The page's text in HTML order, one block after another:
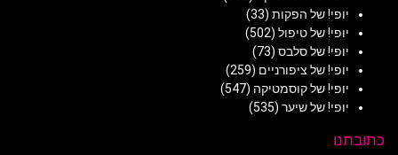
יופי! של הפקות (33)
יופי! של טיפול (502)
יופי! של סלבס (73)
יופי! של ציפורניים (259)
יופי! של קוסמטיקה (547)
יופי! של שיער (535)
כתובתנו